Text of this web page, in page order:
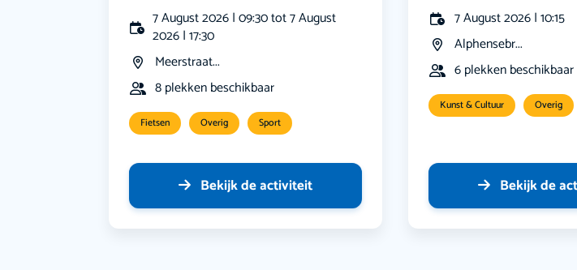
7 August 2026 | 09:30 tot 7 August
2026 | 17:30
Meerstraat...
8 plekken beschikbaar
Fietsen Overig Sport
Bekijk de activiteit
7 August 2026 | 10:15
Alphensebr...
6 plekken beschikbaar
Kunst & Cultuur Overig
Bekijk de